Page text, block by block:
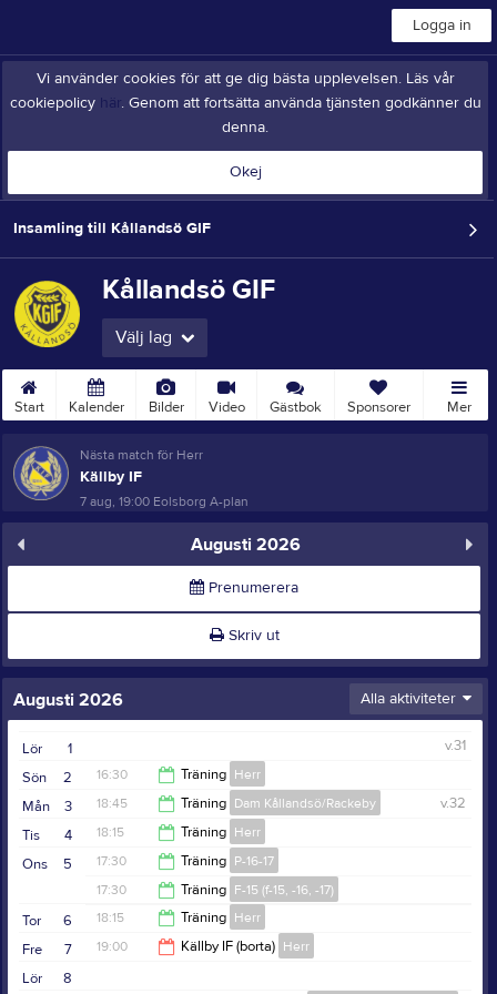
Logga in
Vi använder cookies för att ge dig bästa upplevelsen. Läs vår
cookiepolicy här. Genom att fortsätta använda tjänsten godkänner du
denna.
Okej
Insamling till Kållandsö GIF
Kållandsö GIF
Välj lag
Start Kalender Bilder Video Gästbok Sponsorer Mer
Nästa match för Herr
Källby IF
7 aug, 19:00 Eolsborg A-plan
Augusti 2026
Prenumerera
Skriv ut
Augusti 2026 Alla aktiviteter
1
Lör
v.31
2
Sön 16:30 Träning Herr
18:30
3
Mån v.32
18:45 Träning Dam Kållandsö/Rackeby
20:15
4
Tis 18:15 Träning Herr
19:45
5
Ons 17:30 Träning P-16-17
19:00
17:30 Träning F-15 (f-15, -16, -17)
19:00
6
Tor 18:15 Träning Herr
7
Fre 19:00 Källby IF (borta) Herr
8
Lör